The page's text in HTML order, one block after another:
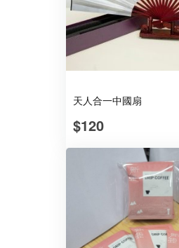
天人合一中國扇
$120